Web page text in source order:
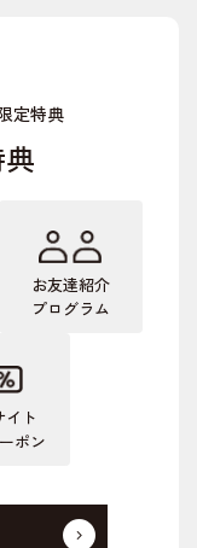
定特典
お友達紹介
プログラム
イト
ポン